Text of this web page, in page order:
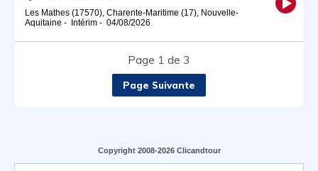
Les Mathes (17570), Charente-Maritime (17), Nouvelle-
Aquitaine - Intérim - 04/08/2026
Page 1 de 3
Page Suivante
Copyright 2008-2026 Clicandtour